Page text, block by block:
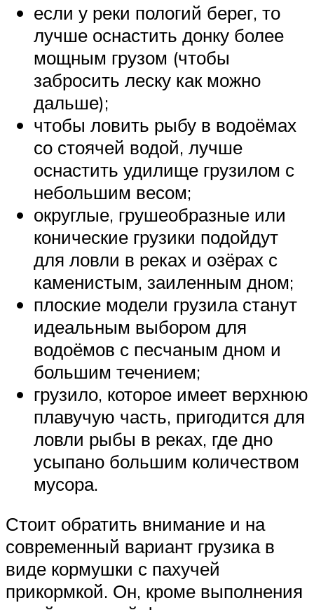
если у реки пологий берег, то
лучше оснастить донку более
мощным грузом (чтобы
забросить леску как можно
дальше);
чтобы ловить рыбу в водоёмах
со стоячей водой, лучше
оснастить удилище грузилом с
небольшим весом;
округлые, грушеобразные или
конические грузики подойдут
для ловли в реках и озёрах с
каменистым, заиленным дном;
плоские модели грузила станут
идеальным выбором для
водоёмов с песчаным дном и
большим течением;
грузило, которое имеет верхнюю
плавучую часть, пригодится для
ловли рыбы в реках, где дно
усыпано большим количеством
мусора.
Стоит обратить внимание и на
современный вариант грузика в
виде кормушки с пахучей
прикормкой. Он, кроме выполнения